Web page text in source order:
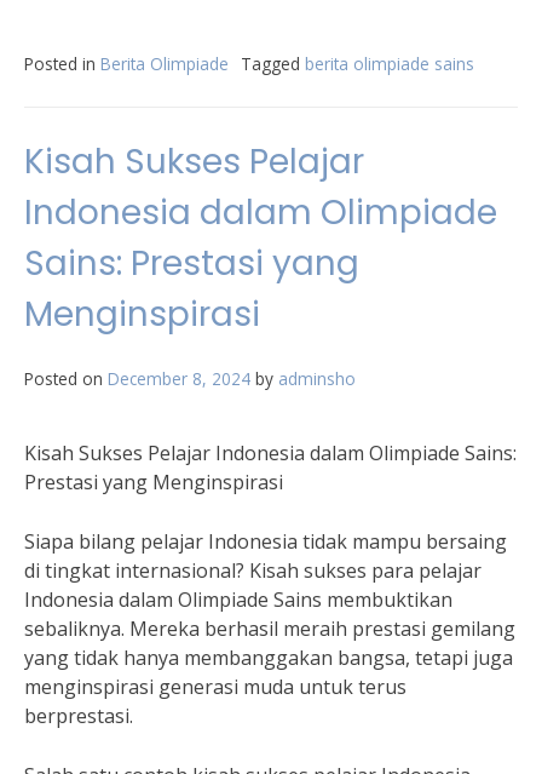
Posted in Berita Olimpiade Tagged berita olimpiade sains
Kisah Sukses Pelajar
Indonesia dalam Olimpiade
Sains: Prestasi yang
Menginspirasi
Posted on December 8, 2024 by adminsho
Kisah Sukses Pelajar Indonesia dalam Olimpiade Sains:
Prestasi yang Menginspirasi
Siapa bilang pelajar Indonesia tidak mampu bersaing
di tingkat internasional? Kisah sukses para pelajar
Indonesia dalam Olimpiade Sains membuktikan
sebaliknya. Mereka berhasil meraih prestasi gemilang
yang tidak hanya membanggakan bangsa, tetapi juga
menginspirasi generasi muda untuk terus
berprestasi.